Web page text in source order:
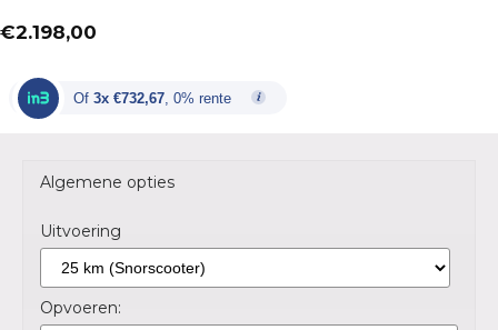
€2.198,00
Of 3x €732,67 , 0% rente
Algemene opties
Uitvoering
Opvoeren: